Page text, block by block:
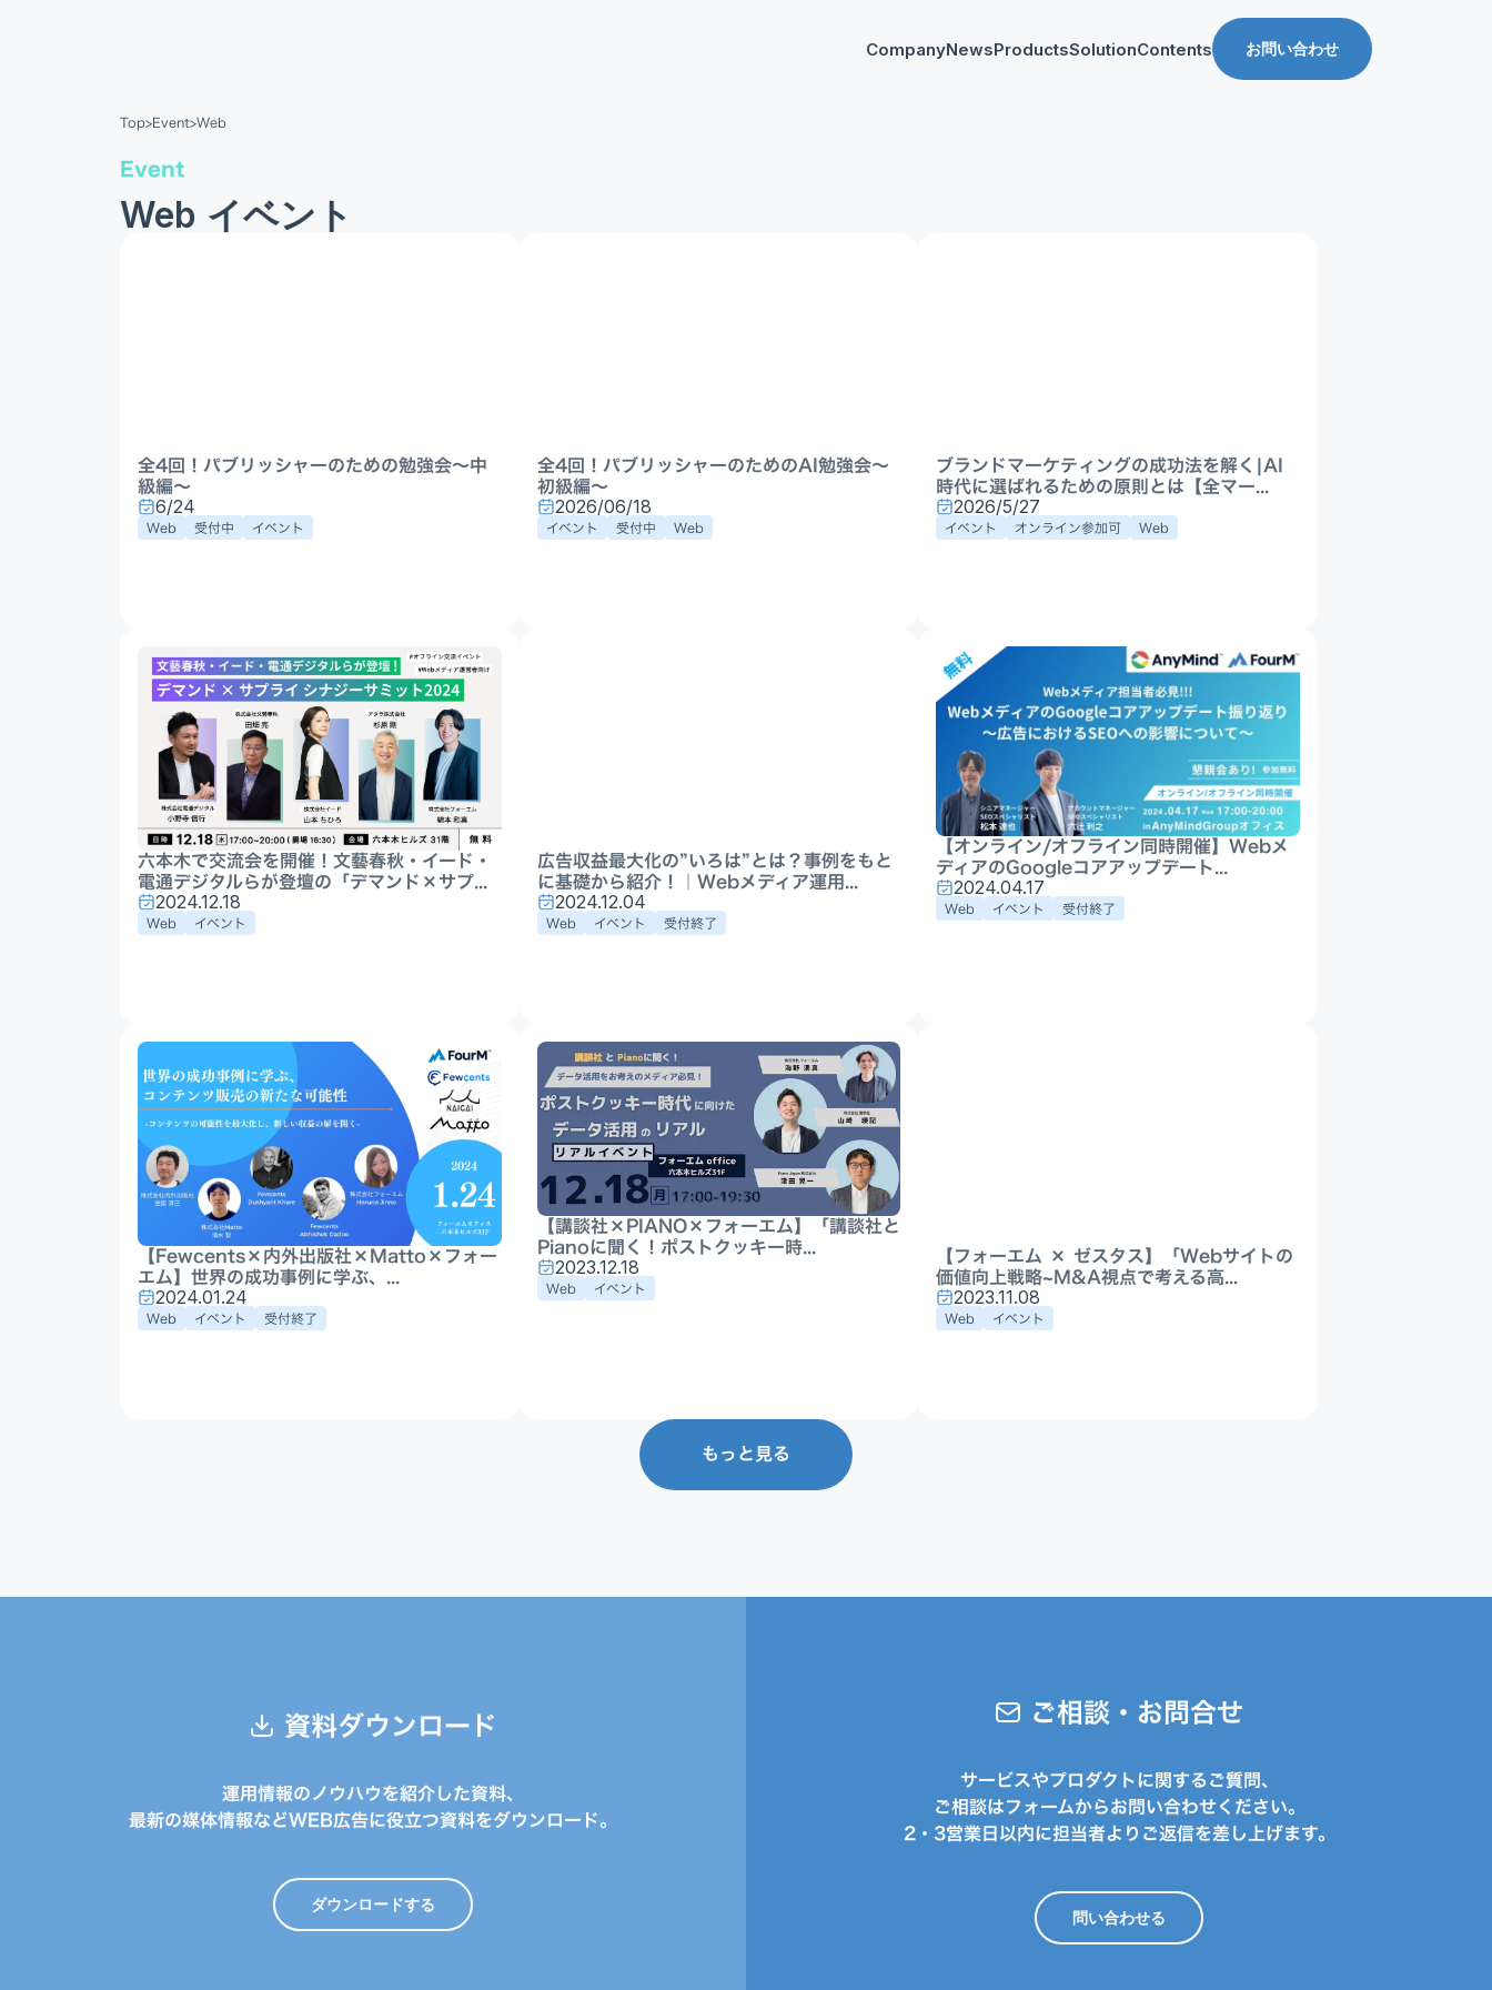
CompanyNewsProductsSolution
ロールアップ
Appプロモーション
DX・AI支援
Contents お問い合わせ
Top>Event>Web
Event
Web イベント
全4回！パブリッシャーのための勉強会〜中
級編〜
6/24
Web 受付中 イベント
全4回！パブリッシャーのためのAI勉強会〜
初級編〜
2026/06/18
イベント 受付中 Web
ブランドマーケティングの成功法を解く|AI
時代に選ばれるための原則とは【全マー...
2026/5/27
イベント オンライン参加可 Web
六本木で交流会を開催！文藝春秋・イード・
電通デジタルらが登壇の「デマンド×サプ...
2024.12.18
Web イベント
広告収益最大化の”いろは”とは？事例をもと
に基礎から紹介！｜Webメディア運用...
2024.12.04
Web イベント 受付終了
【オンライン/オフライン同時開催】Webメ
ディアのGoogleコアアップデート...
2024.04.17
Web イベント 受付終了
【Fewcents×内外出版社×Matto×フォー
エム】世界の成功事例に学ぶ、...
2024.01.24
Web イベント 受付終了
【講談社×PIANO×フォーエム】「講談社と
Pianoに聞く！ポストクッキー時...
2023.12.18
Web イベント
【フォーエム × ゼスタス】「Webサイトの
価値向上戦略~M&A視点で考える高...
2023.11.08
Web イベント
もっと見る
資料ダウンロード
運用情報のノウハウを紹介した資料、
最新の媒体情報などWEB広告に役立つ資料をダウンロード。
ダウンロードする
ご相談・お問合せ
サービスやプロダクトに関するご質問、
ご相談はフォームからお問い合わせください。
2・3営業日以内に担当者よりご返信を差し上げます。
問い合わせる